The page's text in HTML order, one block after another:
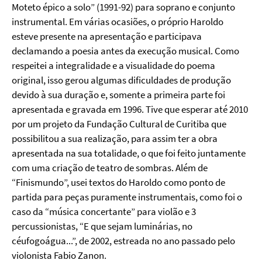
Moteto épico a solo” (1991-92) para soprano e conjunto
instrumental. Em várias ocasiões, o próprio Haroldo
esteve presente na apresentação e participava
declamando a poesia antes da execução musical. Como
respeitei a integralidade e a visualidade do poema
original, isso gerou algumas dificuldades de produção
devido à sua duração e, somente a primeira parte foi
apresentada e gravada em 1996. Tive que esperar até 2010
por um projeto da Fundação Cultural de Curitiba que
possibilitou a sua realização, para assim ter a obra
apresentada na sua totalidade, o que foi feito juntamente
com uma criação de teatro de sombras. Além de
“Finismundo”, usei textos do Haroldo como ponto de
partida para peças puramente instrumentais, como foi o
caso da “música concertante” para violão e 3
percussionistas, “E que sejam luminárias, no
céufogoágua...”, de 2002, estreada no ano passado pelo
violonista Fabio Zanon.